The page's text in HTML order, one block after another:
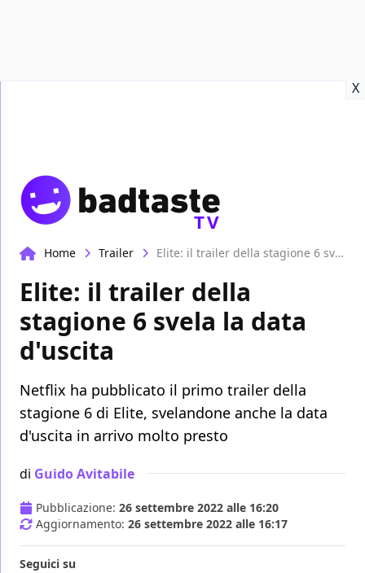
X
TV
Home Trailer Elite: il trailer della stagione 6 svela la data d'uscita
Elite: il trailer della
stagione 6 svela la data
d'uscita
Netflix ha pubblicato il primo trailer della
stagione 6 di Elite, svelandone anche la data
d'uscita in arrivo molto presto
di Guido Avitabile
Pubblicazione: 26 settembre 2022 alle 16:20
Aggiornamento: 26 settembre 2022 alle 16:17
Seguici su